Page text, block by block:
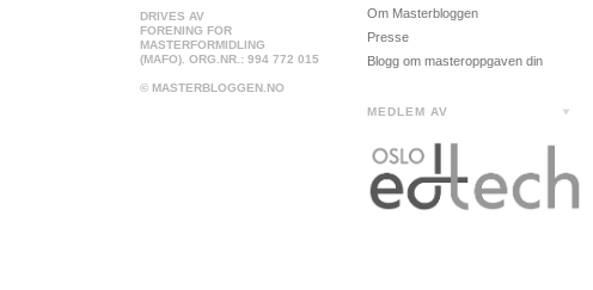
DRIVES AV
FORENING FOR
MASTERFORMIDLING
(MAFO). ORG.NR.: 994 772 015
© MASTERBLOGGEN.NO
Om Masterbloggen
Presse
Blogg om masteroppgaven din
MEDLEM AV